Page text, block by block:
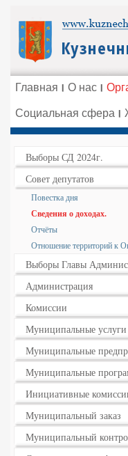
Главная О нас
Социальная сфера
Выборы СД 2024г.
Совет депутатов
Повестка дня
Сведения о доходах.
Отчёты
Отношение территорий к
Выборы Главы
Администрация
Комиссии
Муниципальные услуги
Муниципальные
Муниципальные
Инициативные
Муниципальный заказ
Муниципальный